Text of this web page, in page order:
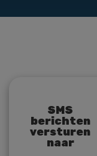
SMS
berichten
versturen
naar